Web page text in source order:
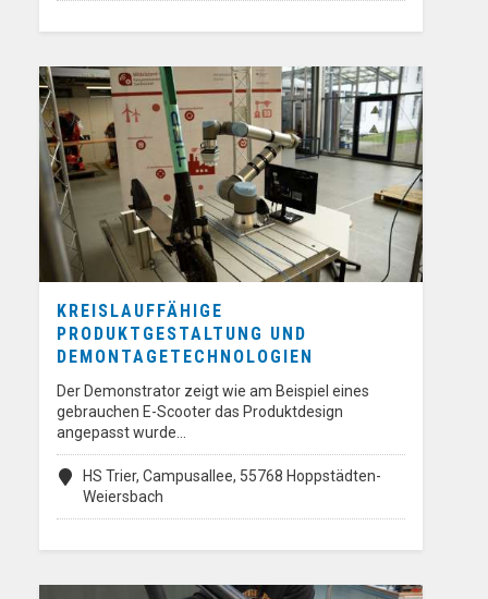
KREISLAUFFÄHIGE
PRODUKTGESTALTUNG UND
DEMONTAGETECHNOLOGIEN
Der Demonstrator zeigt wie am Beispiel eines
gebrauchen E-Scooter das Produktdesign
angepasst wurde…
HS Trier, Campusallee, 55768 Hoppstädten-
Weiersbach